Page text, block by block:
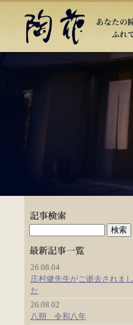
26.08.04
庄村健先生がご逝去されまし
た
26.08.02
八朔 令和八年